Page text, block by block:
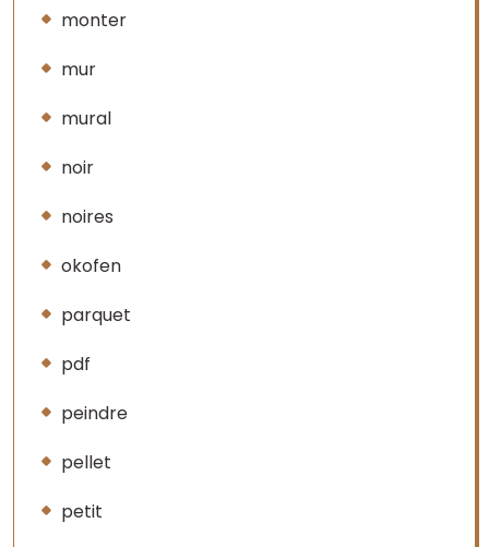
monter
mur
mural
noir
noires
okofen
parquet
pdf
peindre
pellet
petit